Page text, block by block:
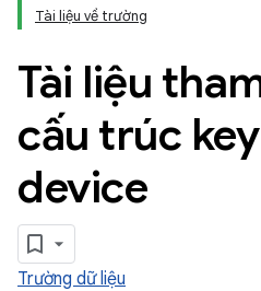
Tài liệu về trường
Tài liệu
cấu trúc
device
Trường dữ liệu